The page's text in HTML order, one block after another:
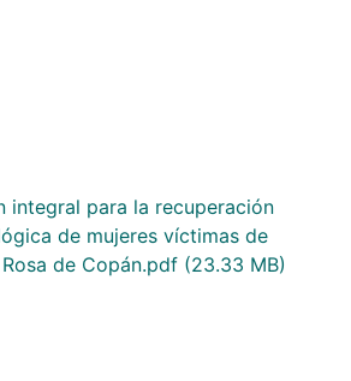
integral para la recuperación
de mujeres víctimas de
de Copán.pdf (23.33 MB)